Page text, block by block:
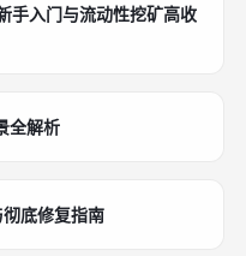
手入门与流动性挖矿高收
全解析
底修复指南